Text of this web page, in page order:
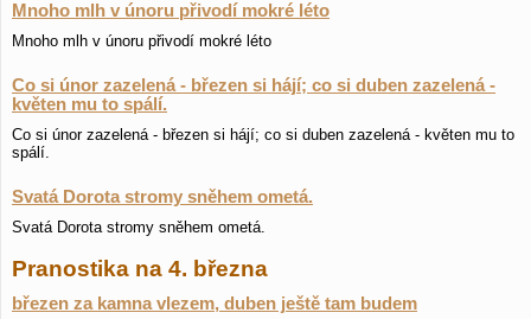
Mnoho mlh v únoru přivodí mokré léto
Mnoho mlh v únoru přivodí mokré léto
Co si únor zazelená - březen si hájí; co si duben zazelená -
květen mu to spálí.
Co si únor zazelená - březen si hájí; co si duben zazelená - květen mu to
spálí.
Svatá Dorota stromy sněhem ometá.
Svatá Dorota stromy sněhem ometá.
Pranostika na 4. března
březen za kamna vlezem, duben ještě tam budem